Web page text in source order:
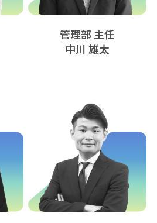
管理部 主任
中川 雄太